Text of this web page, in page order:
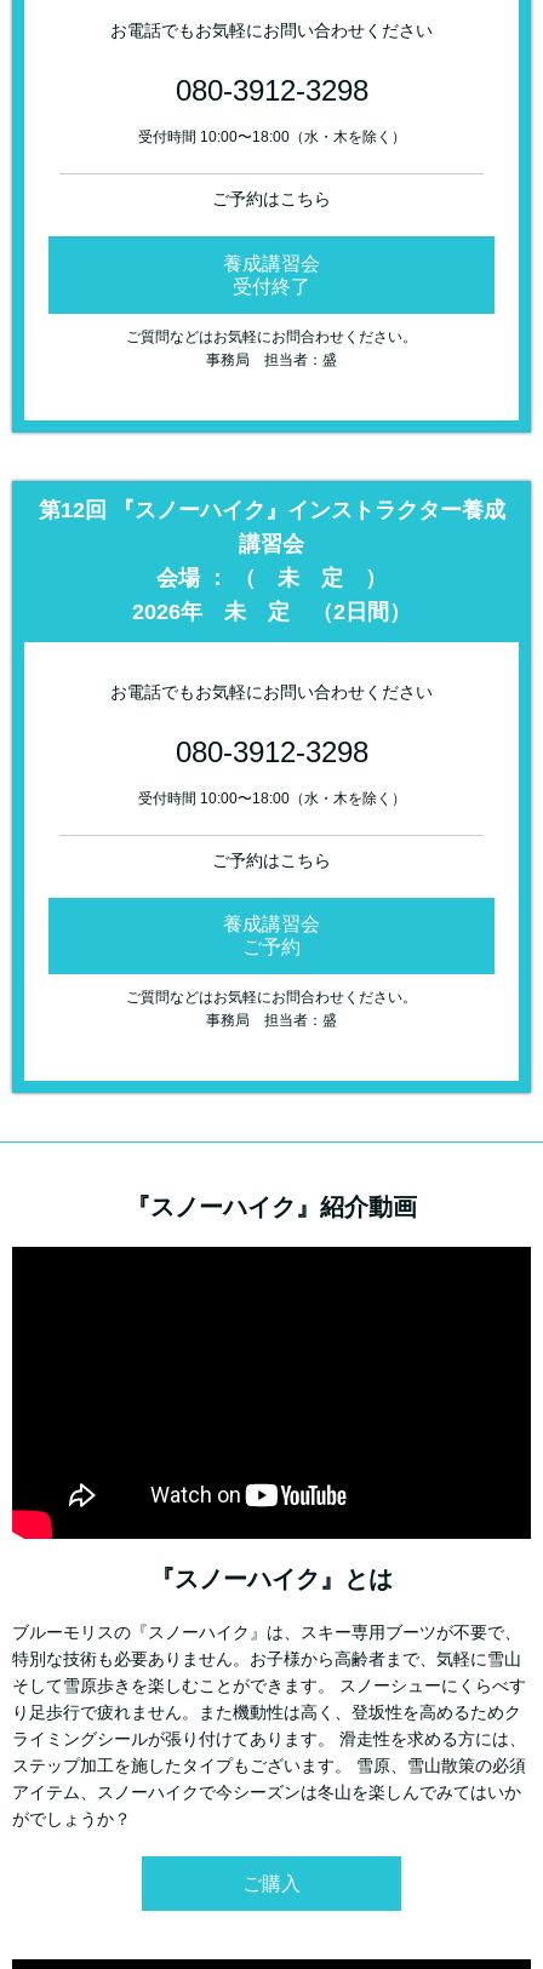
お電話でもお気軽にお問い合わせください
080-3912-3298
受付時間 10:00〜18:00（水・木を除く）
ご予約はこちら
養成講習会
受付終了
ご質問などはお気軽にお問合わせください。
事務局 担当者：盛
第12回 『スノーハイク』インストラクター養成
講習会
会場 ： （ 未 定 ）
2026年 未 定 （2日間）
お電話でもお気軽にお問い合わせください
080-3912-3298
受付時間 10:00〜18:00（水・木を除く）
ご予約はこちら
養成講習会
ご予約
ご質問などはお気軽にお問合わせください。
事務局 担当者：盛
『スノーハイク』紹介動画
『スノーハイク』とは
ブルーモリスの『スノーハイク』は、スキー専用ブーツが不要で、
特別な技術も必要ありません。お子様から高齢者まで、気軽に雪山
そして雪原歩きを楽しむことができます。 スノーシューにくらべす
り足歩行で疲れません。また機動性は高く、登坂性を高めるためク
ライミングシールが張り付けてあります。 滑走性を求める方には、
ステップ加工を施したタイプもございます。 雪原、雪山散策の必須
アイテム、スノーハイクで今シーズンは冬山を楽しんでみてはいか
がでしょうか？
ご購入